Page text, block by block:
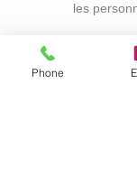
les
Phone